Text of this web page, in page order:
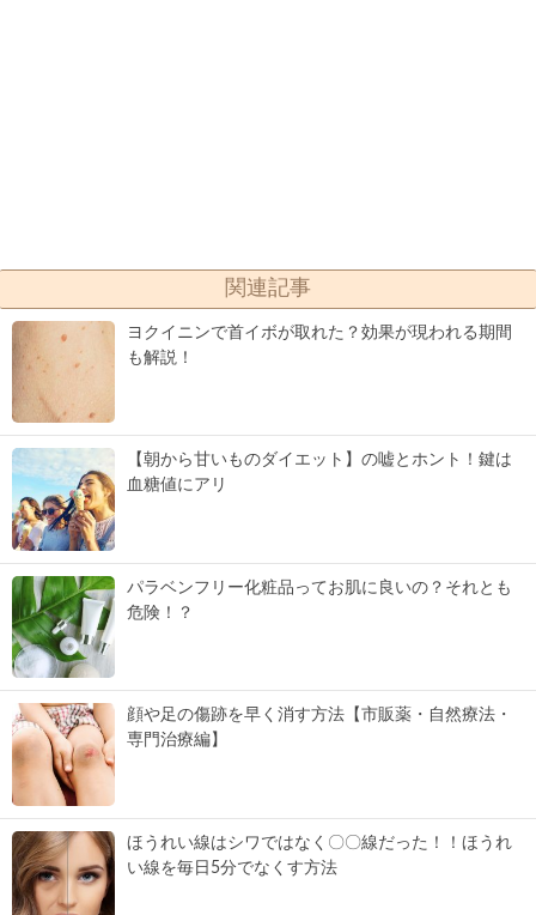
関連記事
ヨクイニンで首イボが取れた？効果が現われる期間
も解説！
【朝から甘いものダイエット】の嘘とホント！鍵は
血糖値にアリ
パラベンフリー化粧品ってお肌に良いの？それとも
危険！？
顔や足の傷跡を早く消す方法【市販薬・自然療法・
専門治療編】
ほうれい線はシワではなく〇〇線だった！！ほうれ
い線を毎日5分でなくす方法